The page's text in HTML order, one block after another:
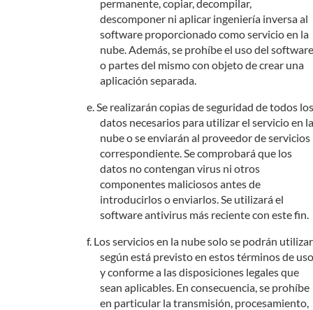
permanente, copiar, decompilar,
descomponer ni aplicar ingeniería inversa al
software proporcionado como servicio en la
nube. Además, se prohíbe el uso del software
o partes del mismo con objeto de crear una
aplicación separada.
Se realizarán copias de seguridad de todos los
datos necesarios para utilizar el servicio en la
nube o se enviarán al proveedor de servicios
correspondiente. Se comprobará que los
datos no contengan virus ni otros
componentes maliciosos antes de
introducirlos o enviarlos. Se utilizará el
software antivirus más reciente con este fin.
Los servicios en la nube solo se podrán utilizar
según está previsto en estos términos de uso
y conforme a las disposiciones legales que
sean aplicables. En consecuencia, se prohíbe
en particular la transmisión, procesamiento,